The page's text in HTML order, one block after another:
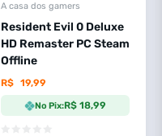
A casa dos gamers
Resident Evil 0 Deluxe
HD Remaster PC Steam
Offline
R$ 19,99
No Pix:R$ 18,99